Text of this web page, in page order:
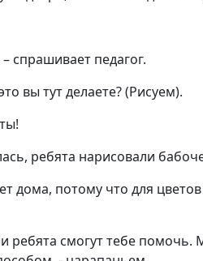
спрашивает педагог.
вы тут делаете? (Рисуем).
ребята нарисовали
дома, потому что для
ребята смогут тебе помочь.